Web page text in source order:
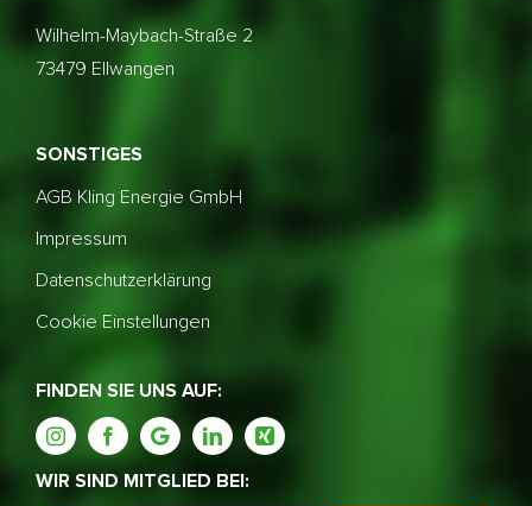
Wilhelm-Maybach-Straße 2
73479 Ellwangen
SONSTIGES
AGB Kling Energie GmbH
Impressum
Datenschutzerklärung
Cookie Einstellungen
FINDEN SIE UNS AUF:
WIR SIND MITGLIED BEI: